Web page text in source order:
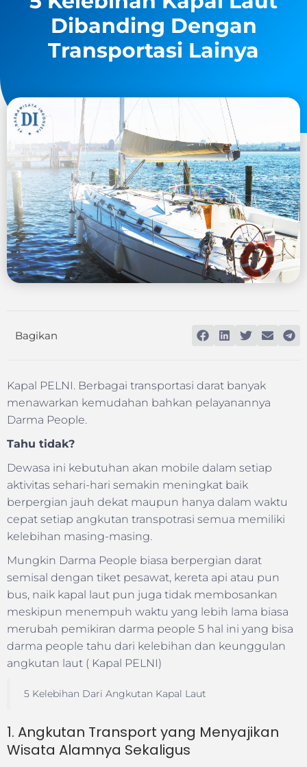
Dibanding Dengan
Transportasi Lainya
Bagikan
Kapal PELNI. Berbagai transportasi darat banyak
menawarkan kemudahan bahkan pelayanannya
Darma People.
Tahu tidak?
Dewasa ini kebutuhan akan mobile dalam setiap
aktivitas sehari-hari semakin meningkat baik
berpergian jauh dekat maupun hanya dalam waktu
cepat setiap angkutan transpotrasi semua memiliki
kelebihan masing-masing.
Mungkin Darma People biasa berpergian darat
semisal dengan tiket pesawat, kereta api atau pun
bus, naik kapal laut pun juga tidak membosankan
meskipun menempuh waktu yang lebih lama biasa
merubah pemikiran darma people 5 hal ini yang bisa
darma people tahu dari kelebihan dan keunggulan
angkutan laut ( Kapal PELNI)
5 Kelebihan Dari Angkutan Kapal Laut
1. Angkutan Transport yang Menyajikan
Wisata Alamnya Sekaligus